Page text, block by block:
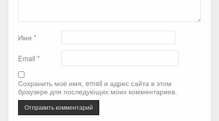
Имя *
Email *
Сохранить моё имя, email и адрес сайта в этом
браузере для последующих моих комментариев.